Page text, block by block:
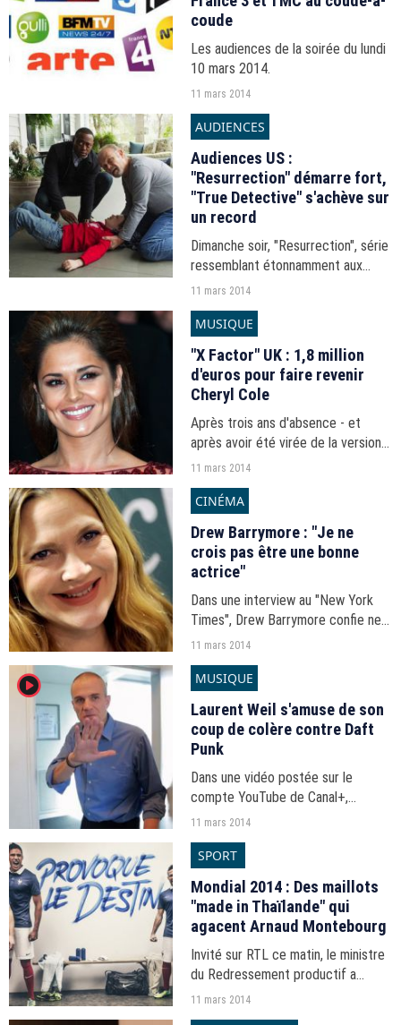
coude
Les audiences de la soirée du lundi
10 mars 2014.
11 mars 2014
AUDIENCES
Audiences US :
"Resurrection" démarre fort,
"True Detective" s'achève sur
un record
Dimanche soir, "Resurrection", série
ressemblant étonnamment aux
"Revenants" de Canal+, a réalisé un
"True Detective" a battu son
record d'audience.
11 mars 2014
MUSIQUE
"X Factor" UK : 1,8 million
d'euros pour faire revenir
Cheryl Cole
Après trois ans d'absence - et
après avoir été virée de la version
américaine -, Cheryl Cole sera de
britannique du télé-crochet "The X
11 mars 2014
CINÉMA
Drew Barrymore : "Je ne
crois pas être une bonne
actrice"
Dans une interview au "New York
Times", Drew Barrymore confie ne
pas se considérer comme une
11 mars 2014
player2 MUSIQUE
Laurent Weil s'amuse de son
coup de colère contre Daft
Punk
Dans une vidéo postée sur le
compte YouTube de Canal+,
Laurent Weil s'amuse du coup de
le tapis rouge des Oscars.
11 mars 2014
SPORT
Mondial 2014 : Des maillots
"made in Thaïlande" qui
agacent Arnaud Montebourg
Invité sur RTL ce matin, le ministre
du Redressement productif a
dénoncé le made in Thaïlande des
11 mars 2014